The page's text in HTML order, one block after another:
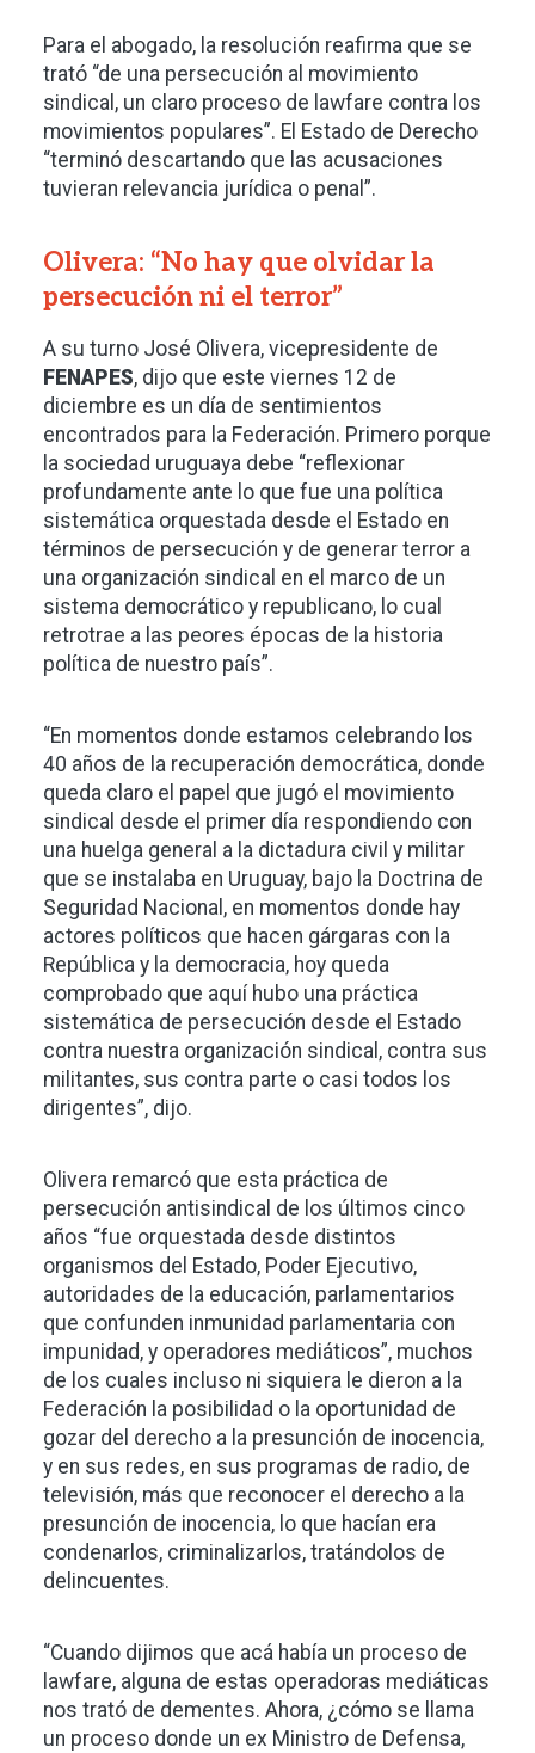
Para el abogado, la resolución reafirma que se
trató “de una persecución al movimiento
sindical, un claro proceso de lawfare contra los
movimientos populares”. El Estado de Derecho
“terminó descartando que las acusaciones
tuvieran relevancia jurídica o penal”.
Olivera: “No hay que olvidar la
persecución ni el terror”
A su turno José Olivera, vicepresidente de
FENAPES, dijo que este viernes 12 de
diciembre es un día de sentimientos
encontrados para la Federación. Primero porque
la sociedad uruguaya debe “reflexionar
profundamente ante lo que fue una política
sistemática orquestada desde el Estado en
términos de persecución y de generar terror a
una organización sindical en el marco de un
sistema democrático y republicano, lo cual
retrotrae a las peores épocas de la historia
política de nuestro país”.
“En momentos donde estamos celebrando los
40 años de la recuperación democrática, donde
queda claro el papel que jugó el movimiento
sindical desde el primer día respondiendo con
una huelga general a la dictadura civil y militar
que se instalaba en Uruguay, bajo la Doctrina de
Seguridad Nacional, en momentos donde hay
actores políticos que hacen gárgaras con la
República y la democracia, hoy queda
comprobado que aquí hubo una práctica
sistemática de persecución desde el Estado
contra nuestra organización sindical, contra sus
militantes, sus contra parte o casi todos los
dirigentes”, dijo.
Olivera remarcó que esta práctica de
persecución antisindical de los últimos cinco
años “fue orquestada desde distintos
organismos del Estado, Poder Ejecutivo,
autoridades de la educación, parlamentarios
que confunden inmunidad parlamentaria con
impunidad, y operadores mediáticos”, muchos
de los cuales incluso ni siquiera le dieron a la
Federación la posibilidad o la oportunidad de
gozar del derecho a la presunción de inocencia,
y en sus redes, en sus programas de radio, de
televisión, más que reconocer el derecho a la
presunción de inocencia, lo que hacían era
condenarlos, criminalizarlos, tratándolos de
delincuentes.
“Cuando dijimos que acá había un proceso de
lawfare, alguna de estas operadoras mediáticas
nos trató de dementes. Ahora, ¿cómo se llama
un proceso donde un ex Ministro de Defensa,